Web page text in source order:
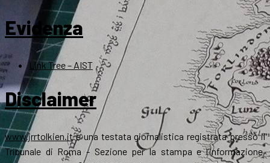
Evidenza
Link Tree – AIST
Disclaimer
www.jrrtolkien.itè una testata giornalistica registrata presso il
Tribunale di Roma - Sezione per la stampa e l’informazione,